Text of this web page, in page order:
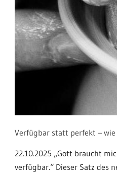
Verfügbar statt perfekt –
22.10.2025 „Gott braucht
verfügbar.“ Dieser Satz des